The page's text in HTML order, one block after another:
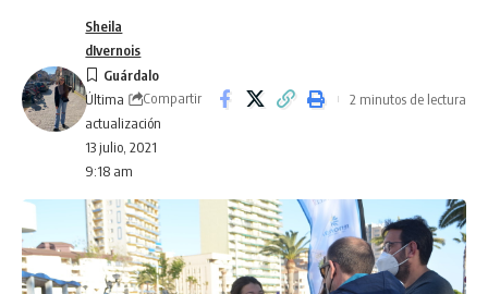
Última
actualización
13 julio, 2021
9:18 am
Sheila
dIvernois
Compartir 2 minutos de lectura